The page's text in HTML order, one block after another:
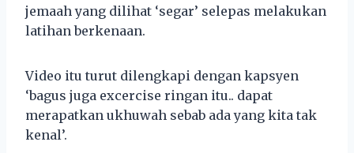
jemaah yang dilihat ‘segar’ selepas melakukan
latihan berkenaan.
Video itu turut dilengkapi dengan kapsyen
‘bagus juga excercise ringan itu.. dapat
merapatkan ukhuwah sebab ada yang kita tak
kenal’.